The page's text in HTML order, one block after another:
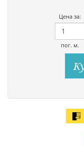
Цена за:
пог. м.